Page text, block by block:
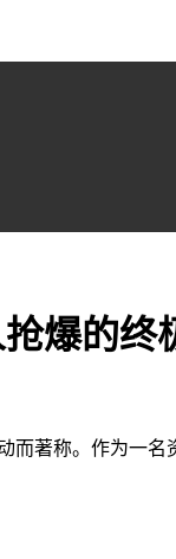
爆的终
著称。作为一